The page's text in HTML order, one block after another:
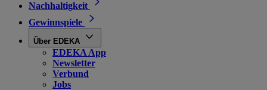
Nachhaltigkeit
Gewinnspiele
Über EDEKA
EDEKA App
Newsletter
Verbund
Jobs